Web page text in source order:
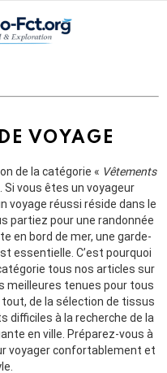
VOYAGE
de la catégorie « Vêtements
Si vous êtes un voyageur
voyage réussi réside dans le
partiez pour une randonnée
en bord de mer, une garde-
essentielle. C’est pourquoi
tous nos articles sur
meilleures tenues pour tous
de la sélection de tissus
difficiles à la recherche de la
en ville. Préparez-vous à
voyager confortablement et